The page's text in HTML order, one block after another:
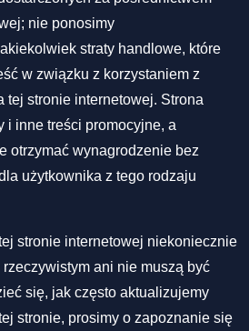
nie ponosimy
straty handlowe, które
w związku z korzystaniem z
tej stronie internetowej. Strona
i inne treści promocyjne, a
otrzymać wynagrodzenie bez
użytkownika z tego rodzaju
stronie internetowej niekoniecznie
ani nie muszą być
się, jak często aktualizujemy
stronie, prosimy o zapoznanie się